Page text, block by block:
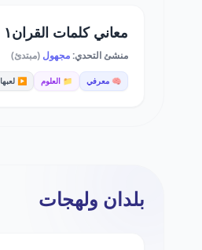
معاني كلمات القران١
منشئ التحدي:مجهول (مبتدئ)
🧠 معرفي 📁 العلوم ▶️ لعبها 6
بلدان ولهجات